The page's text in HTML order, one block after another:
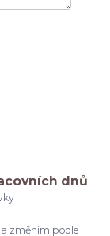
dnů
změním podle